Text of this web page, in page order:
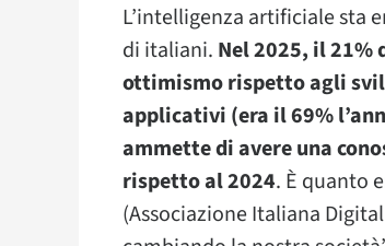
L’intelligenza artificiale sta
di italiani. Nel 2025, il 21%
ottimismo rispetto agli
applicativi (era il 69%
ammette di avere una
rispetto al 2024. È quanto
(Associazione Italiana